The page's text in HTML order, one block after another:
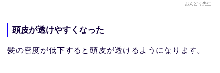
おんどり先生
頭皮が透けやすくなった
髪の密度が低下すると頭皮が透けるようになります。